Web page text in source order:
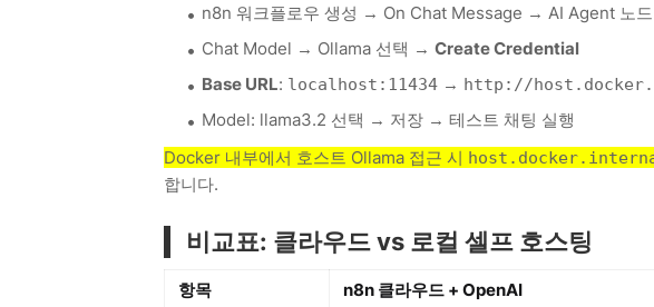
n8n 워크플로우 생성 → On Chat Message → AI Agent 노
Chat Model → Ollama 선택 → Create Credential
Base URL: localhost:11434 → http://
Model: llama3.2 선택 → 저장 → 테스트 채팅 실행
Docker 내부에서 호스트 Ollama 접근 시
합니다.
비교표: 클라우드 vs 로컬 셀프 호스팅
항목 n8n 클라우드 + OpenAI